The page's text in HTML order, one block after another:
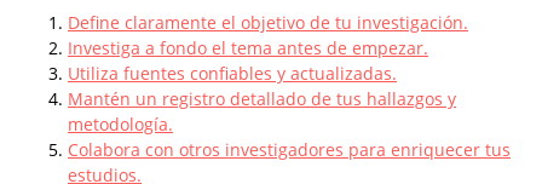
Define claramente el objetivo de tu investigación.
Investiga a fondo el tema antes de empezar.
Utiliza fuentes confiables y actualizadas.
Mantén un registro detallado de tus hallazgos y
metodología.
Colabora con otros investigadores para enriquecer tus
estudios.